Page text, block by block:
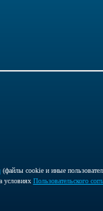
(файлы cookie и иные
условиях Пользовательского